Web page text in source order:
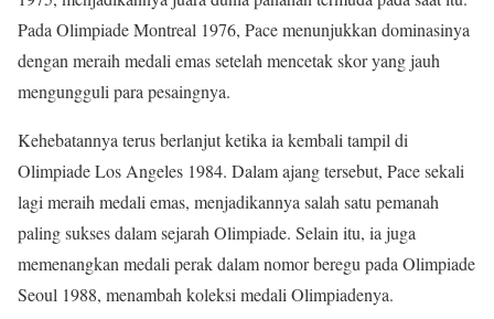
Pada Olimpiade Montreal 1976, Pace menunjukkan dominasinya
dengan meraih medali emas setelah mencetak skor yang jauh
mengungguli para pesaingnya.
Kehebatannya terus berlanjut ketika ia kembali tampil di
Olimpiade Los Angeles 1984. Dalam ajang tersebut, Pace sekali
lagi meraih medali emas, menjadikannya salah satu pemanah
paling sukses dalam sejarah Olimpiade. Selain itu, ia juga
memenangkan medali perak dalam nomor beregu pada Olimpiade
Seoul 1988, menambah koleksi medali Olimpiadenya.